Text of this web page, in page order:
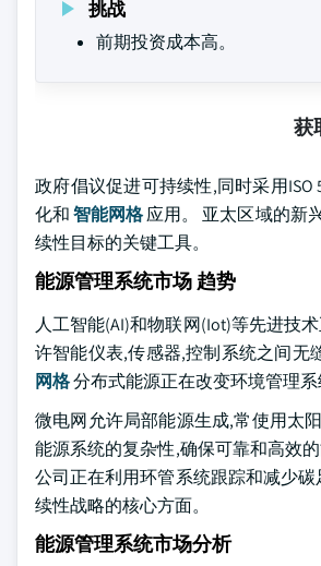
挑战
前期投资成本高。
获
政府倡议促进可持续性,同时采用
化和智能网格应用。 亚太区域的新
续性目标的关键工具。
能源管理系统市场 趋势
人工智能(AI)和物联网(Iot)等先进技
许智能仪表,传感器,控制系统之间无
网格分布式能源正在改变环境管理系
微电网允许局部能源生成,常使用太
能源系统的复杂性,确保可靠和高效
公司正在利用环管系统跟踪和减少
续性战略的核心方面。
能源管理系统市场分析